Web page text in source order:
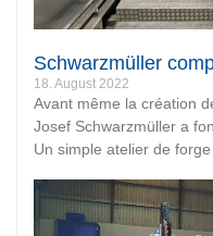
Schwarzmüller
18. August 2022
Avant même la création
Josef Schwarzmüller a
Un simple atelier de